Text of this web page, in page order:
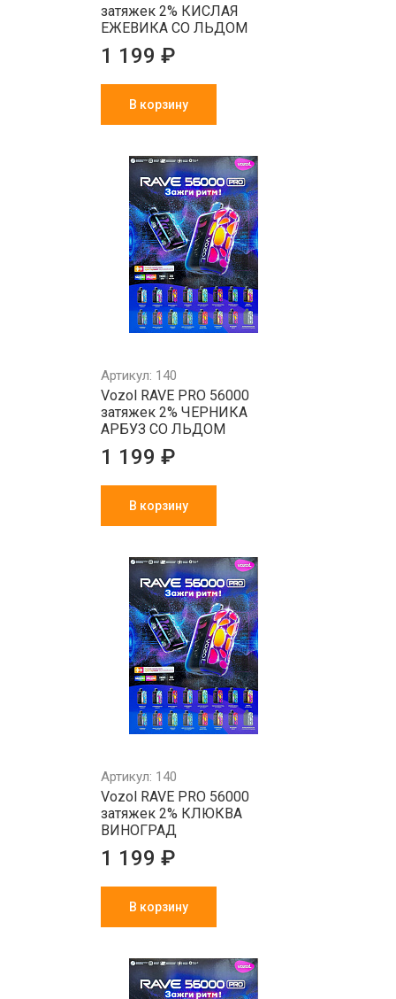
затяжек 2% КИСЛАЯ
ЕЖЕВИКА СО ЛЬДОМ
1 199 ₽
В корзину
Артикул: 140
Vozol RAVE PRO 56000
затяжек 2% ЧЕРНИКА
АРБУЗ СО ЛЬДОМ
1 199 ₽
В корзину
Артикул: 140
Vozol RAVE PRO 56000
затяжек 2% КЛЮКВА
ВИНОГРАД
1 199 ₽
В корзину